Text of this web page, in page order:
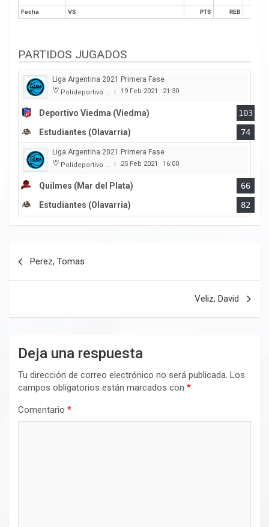
Fecha VS PTS REB
Fecha VS PTS REB
PARTIDOS JUGADOS
Liga Argentina 2021 Primera Fase
Polideportivo Municipal Ángel Cayetano Arias | 19 Feb 2021 21:30
Deportivo Viedma (Viedma)
103
Estudiantes (Olavarria)
74
Liga Argentina 2021 Primera Fase
Polideportivo Municipal Ángel Cayetano Arias | 25 Feb 2021 16:00
Quilmes (Mar del Plata)
66
Estudiantes (Olavarria)
82
Perez, Tomas
Veliz, David
Deja una respuesta
Tu dirección de correo electrónico no será publicada. Los
campos obligatorios están marcados con *
Comentario *